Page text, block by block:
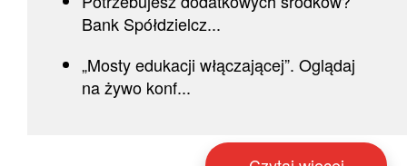
Bank Spółdzielcz...
„Mosty edukacji włączającej”. Oglądaj
na żywo konf...